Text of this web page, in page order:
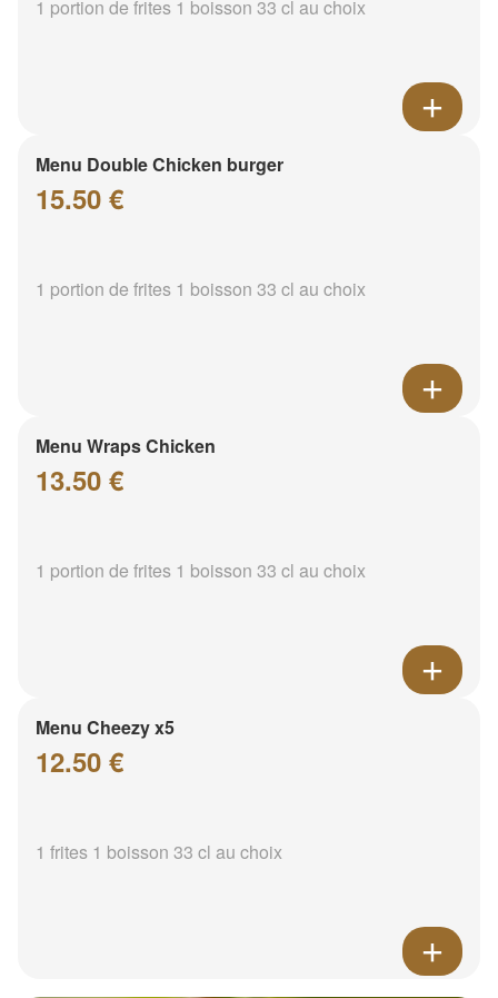
1 portion de frites 1 boisson 33 cl au choix
Menu Double Chicken burger
15.50 €
1 portion de frites 1 boisson 33 cl au choix
Menu Wraps Chicken
13.50 €
1 portion de frites 1 boisson 33 cl au choix
Menu Cheezy x5
12.50 €
1 frites 1 boisson 33 cl au choix